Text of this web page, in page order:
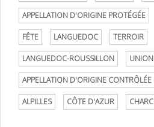
APPELLATION D'ORIGINE PROTÉGÉE
FÊTE LANGUEDOC TERROIR
LANGUEDOC-ROUSSILLON
APPELLATION D'ORIGINE CONTRÔLÉE
ALPILLES CÔTE D'AZUR